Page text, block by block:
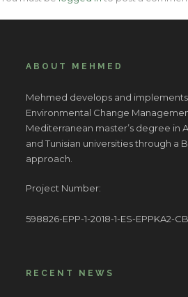
ABOUT MEHMED
Mehmed develops and
Environmental Change
Mediterranean master’s degree in
and Tunisian universities through a
approach.
Project Number:
598826-EPP-1-2018-1-ES-EPPKA2-
RECENT NEWS